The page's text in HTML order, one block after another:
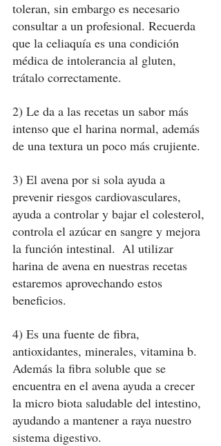
toleran, sin embargo es necesario
consultar a un profesional. Recuerda
que la celiaquía es una condición
médica de intolerancia al gluten,
trátalo correctamente.
2) Le da a las recetas un sabor más
intenso que el harina normal, además
de una textura un poco más crujiente.
3) El avena por si sola ayuda a
prevenir riesgos cardiovasculares,
ayuda a controlar y bajar el colesterol,
controla el azúcar en sangre y mejora
la función intestinal.  Al utilizar
harina de avena en nuestras recetas
estaremos aprovechando estos
beneficios.
4) Es una fuente de fibra,
antioxidantes, minerales, vitamina b.
Además la fibra soluble que se
encuentra en el avena ayuda a crecer
la micro biota saludable del intestino,
ayudando a mantener a raya nuestro
sistema digestivo.